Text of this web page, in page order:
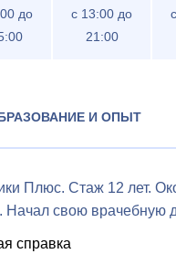
до
c 13:00 до
21:00
И ОПЫТ
Плюс. Стаж 12 лет.
Начал свою врачебную
справка